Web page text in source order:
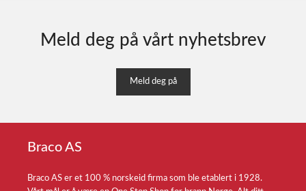
Meld deg på vårt nyhetsbrev
Meld deg på
Braco AS
Braco AS er et 100 % norskeid firma som ble etablert i 1928.